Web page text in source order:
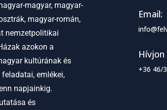
magyar, magyar-
magyar-román,
nemzetpolitikai
azokon a
kultúrának és
emlékei,
napjainkig.
és
Email:
+36 46/